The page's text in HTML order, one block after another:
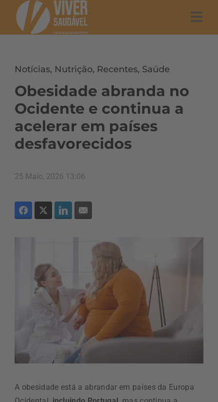
Notícias, Nutrição, Recentes, Saúde
Obesidade abranda no
Ocidente e continua a
acelerar em países
desfavorecidos
25 Maio, 2026 13:06
A obesidade está a abrandar em países da Europa